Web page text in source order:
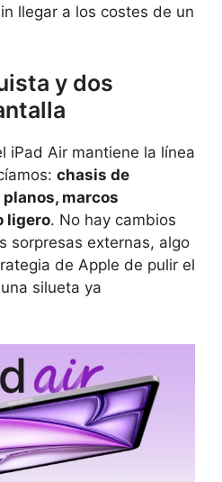
llegar a los costes de un
y dos
iPad Air mantiene la línea
chasis de
marcos
ligero. No hay cambios
sorpresas externas, algo
de Apple de pulir el
silueta ya